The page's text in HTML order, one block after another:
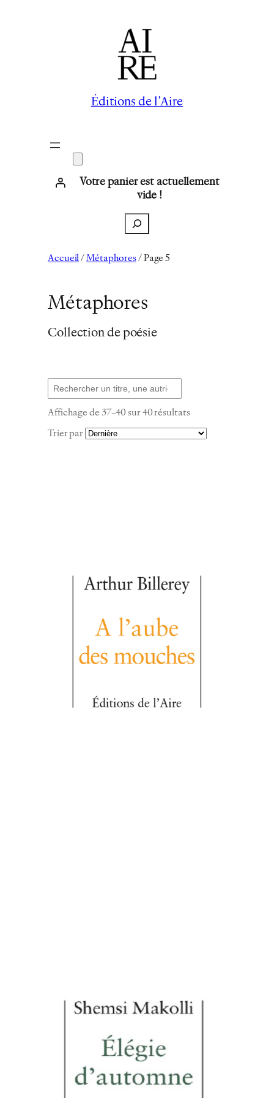
Éditions de l’Aire
Votre panier est actuellement
vide !
Recherche
Accueil /Métaphores / Page 5
Métaphores
Collection de poésie
Recherche
Affichage de 37–40 sur 40 résultatsTrié
plus
Trier par